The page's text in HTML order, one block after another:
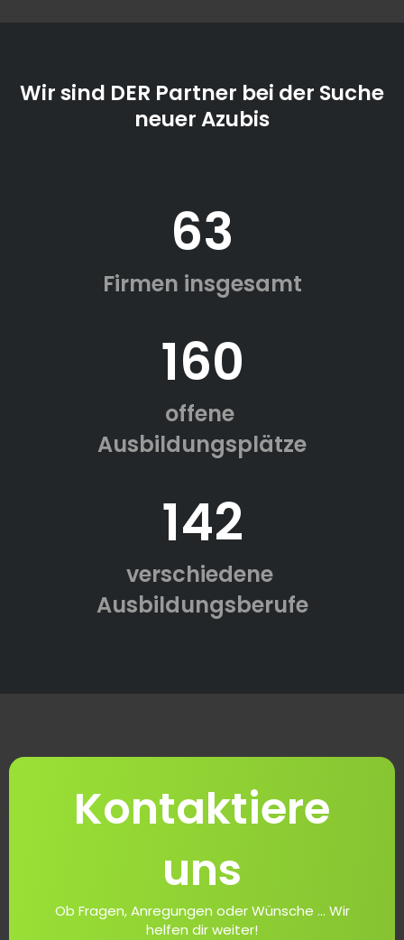
Wir sind DER Partner bei der Suche
neuer Azubis
63
Firmen insgesamt
160
offene
Ausbildungsplätze
142
verschiedene
Ausbildungsberufe
Kontaktiere
uns
Ob Fragen, Anregungen oder Wünsche ... Wir
helfen dir weiter!